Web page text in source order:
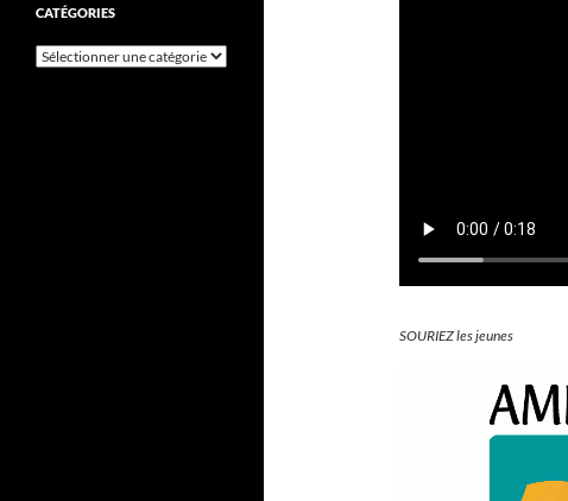
SOURIEZ les jeunes
CATÉGORIES
Catégories